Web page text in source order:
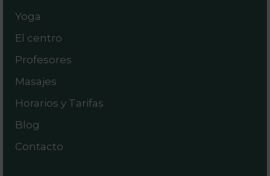
Yoga
El centro
Profesores
Masajes
Horarios y Tarifas
Blog
Contacto